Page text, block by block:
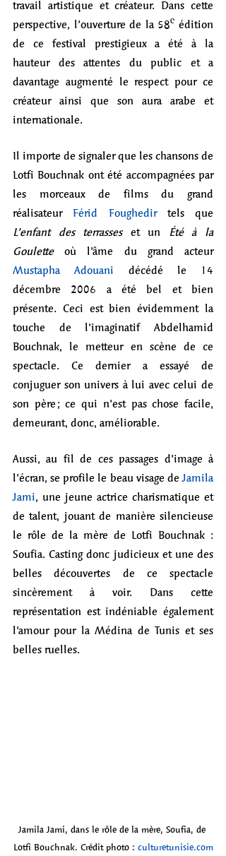
travail artistique et créateur. Dans cette
perspective, l’ouverture de la 58ᵉ édition
de ce festival prestigieux a été à la
hauteur des attentes du public et a
davantage augmenté le respect pour ce
créateur ainsi que son aura arabe et
internationale.
Il importe de signaler que les chansons de
Lotfi Bouchnak ont été accompagnées par
les morceaux de films du grand
réalisateur Férid Foughedir
L’enfant des terrasses et un Été à la
Goulette
où l’âme du grand acteur
Mustapha Adouani décédé le 14
décembre 2006 a été bel et bien
présente. Ceci est bien évidemment la
touche de l’imaginatif Abdelhamid
Bouchnak, le metteur en scène de ce
spectacle. Ce dernier a essayé de
conjuguer son univers à lui avec celui de
son père ; ce qui n’est pas chose facile,
demeurant, donc, améliorable.
Aussi, au fil de ces passages d’image à
l’écran, se profile le beau visage de Jamila
Jami, une jeune actrice charismatique et
de talent, jouant de manière silencieuse
le rôle de la mère de Lotfi Bouchnak :
Soufia. Casting donc judicieux et une des
belles découvertes de ce spectacle
sincèrement à voir. Dans cette
représentation est indéniable également
l’amour pour la Médina de Tunis et ses
belles ruelles.
Jamila Jami, dans le rôle de la mère, Soufia, de
Lotfi Bouchnak. Crédit photo : culturetunisie.com